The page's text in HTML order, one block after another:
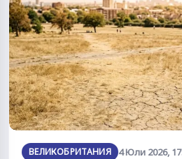
ВЕЛИКОБРИТАНИЯ
4 Юли 2026,